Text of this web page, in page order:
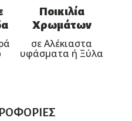
Ποικιλία
Χρωμάτων
σε Αλέκιαστα
υφάσματα ή Ξύλα